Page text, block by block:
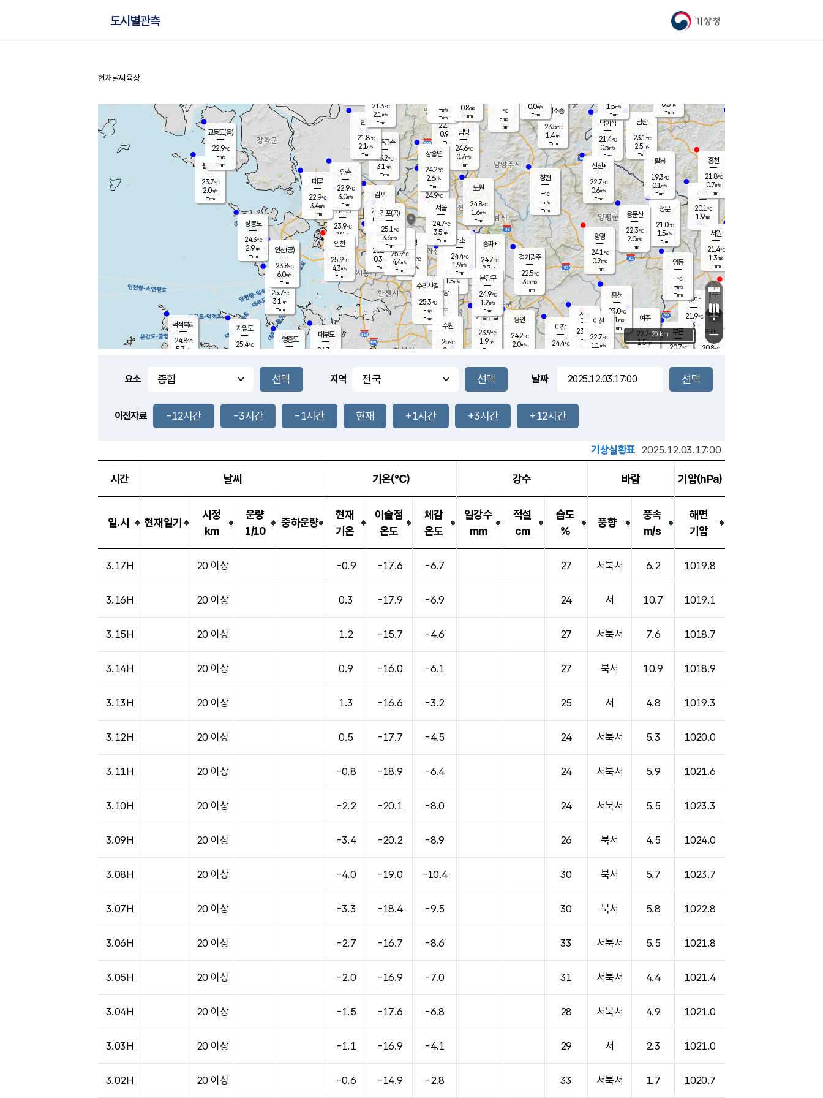
기상청
도시별관측
홈
현재날씨 육상
풍도
3.5m/s
문막
21.9℃
1.3m/s
mm
남이섬
21.4℃
0.5m/s
-mm
무의도
25.7℃
3.1 m/s
-mm
영흥도
볼음도
23.7℃
2.0m/s
-mm
자월도
25.4℃
양주
22.8℃
0.9
-mm
부론
20.7℃
과천
24.0℃
1.5m/s
- mm
남산
23.1℃
2.5m/s
-mm
장봉도
24.3℃
2.9m/s
-mm
-mm
청운
21.0℃
1.5m/s
-mm
팔봉
19.3℃
0.1 m/s
-mm
-mm
용인
24.2℃
2.0m/s
여주
22.7℃
1.5m/s
양동
-℃
-m/s
-mm
경기광주
22.5℃
3.5m/s
-mm
장호원
1.5m/s
-mm
24.1
℃
대부도
24.3
-
경서동
23.9℃
2.9m/s
-mm
파주금촌
23.2℃
3.1 m/s
-mm
가평조종
23.5℃
1.4m/s
-mm
-℃
-m/s
-mm
대곶
22.9℃
3.4m/s
-mm
신천*
22.7℃
0.6m/s
-mm
창현
-℃
-m/s
-mm
탄현
21.8℃
2.1 m/s
-mm
0.0m/s
-mm
24.4℃
0.1m/s
-mm
흥천
23.0℃
1.1 m/s
-mm
마장
24.4℃
의왕
- ℃
m/s
mm
김포
24.2℃
0.5 m/s
mm
설봉
23.9
-m/s
- mm
광명
25.8 ℃
2.6 m/s
-mm
부천
26.1℃
0.3m/s
-mm
-mm
양촌
22.9℃
3.0m/s
-mm
구로
25.9℃
4.4m/s
-mm
은평
24.9℃
3.0 m/s
- mm
노원
24.8℃
1.6m/s
-mm
송파*
24.7℃
2.7m/s
-mm
서초
24.4℃
1.9m/s
-mm
남방
24.6℃
0.7m/s
-mm
기흥구갈
23.9℃
1.9m/s
-
수리산길
25.3℃
-m/s
-mm
분당구
24.9℃
1.2m/s
-mm
장흥면
24.2℃
2.6m/s
-mm
-m/s
-mm
시동
20.1℃
1.9m/s
- mm
귀래
20.8℃
서원
21.4℃
1.3m/s
-mm
용문산
22.3℃
2.0m/s
-mm
덕적북리
24.8℃
5.7 m/s
인천(공)
23.8℃
6.0m/s
-mm
김포(공)
25.1℃
3.6m/s
-mm
교동도(음)
22.9℃
-m/s
-mm
홍천
21.8℃
0.7m/s
-mm
이천
22.7℃
1.1 m/s
양평
24.1℃
0.2m/s
-mm
수원
25℃
2 m/s
인천
25.9℃
4.3m/s
-mm
서울
24.7℃
3.5m/s
-mm
0.6m/s
-mm
21.3℃
2.1 m/s
-mm
0.8m/s
-mm
+
−
20 km
요소 지역 날짜
이전자료 -12시간 -3시간 -1시간 현재 +1시간 +3시간 +12시간
기상실황표 2025.12.03.17:00
시간 날씨 기온(℃) 강수 바람 기압(hPa)
일.시 현재일기
시정
km
운량
1/10
중하운량
현재
기온
이슬점
온도
체감
온도
일강수
mm
적설
cm
습도
%
풍향
풍속
m/s
해면
기압
3.17H 20 이상 -0.9 -17.6 -6.7 27 서북서 6.2 1019.8
3.16H 20 이상 0.3 -17.9 -6.9 24 서 10.7 1019.1
3.15H 20 이상 1.2 -15.7 -4.6 27 서북서 7.6 1018.7
3.14H 20 이상 0.9 -16.0 -6.1 27 북서 10.9 1018.9
3.13H 20 이상 1.3 -16.6 -3.2 25 서 4.8 1019.3
3.12H 20 이상 0.5 -17.7 -4.5 24 서북서 5.3 1020.0
3.11H 20 이상 -0.8 -18.9 -6.4 24 서북서 5.9 1021.6
3.10H 20 이상 -2.2 -20.1 -8.0 24 서북서 5.5 1023.3
3.09H 20 이상 -3.4 -20.2 -8.9 26 북서 4.5 1024.0
3.08H 20 이상 -4.0 -19.0 -10.4 30 북서 5.7 1023.7
3.07H 20 이상 -3.3 -18.4 -9.5 30 북서 5.8 1022.8
3.06H 20 이상 -2.7 -16.7 -8.6 33 서북서 5.5 1021.8
3.05H 20 이상 -2.0 -16.9 -7.0 31 서북서 4.4 1021.4
3.04H 20 이상 -1.5 -17.6 -6.8 28 서북서 4.9 1021.0
3.03H 20 이상 -1.1 -16.9 -4.1 29 서 2.3 1021.0
3.02H 20 이상 -0.6 -14.9 -2.8 33 서북서 1.7 1020.7